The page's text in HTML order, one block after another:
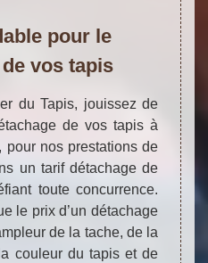
pour le
vos tapis
du Tapis, jouissez de
de vos tapis à
pour nos prestations de
un tarif détachage de
toute concurrence.
le prix d’un détachage
de la tache, de la
couleur du tapis et de